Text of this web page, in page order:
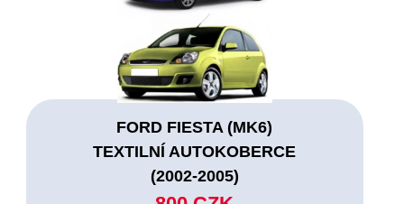
FORD FIESTA (MK6)
TEXTILNÍ AUTOKOBERCE
(2002-2005)